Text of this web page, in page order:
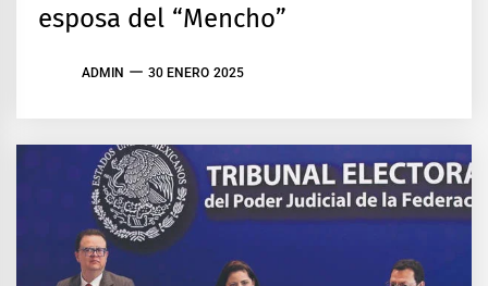
esposa del “Mencho”
ADMIN 30 ENERO 2025